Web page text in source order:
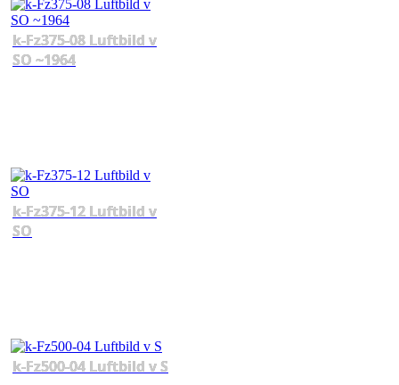
k-Fz375-08 Luftbild v
SO ~1964
k-Fz375-12 Luftbild v
SO
k-Fz500-04 Luftbild v S